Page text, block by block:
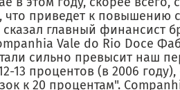
приведет к повышению
главный финансист
Vale do Rio Doce
сильно превысит наш
13 процентов (в 2006
к 20 процентам".